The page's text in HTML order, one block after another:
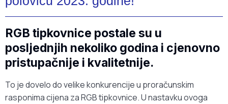
RGB tipkovnice postale su u
posljednjih nekoliko godina i cjenovno
pristupačnije i kvalitetnije.
To je dovelo do velike konkurencije u proračunskim
rasponima cijena za RGB tipkovnice. U nastavku ovoga